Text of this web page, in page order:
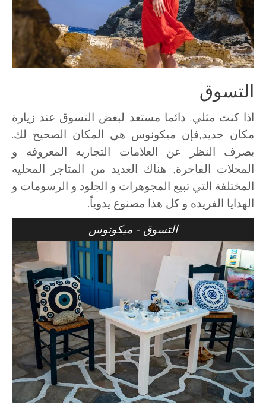
التسوق
اذا كنت مثلي, دائما مستعد لبعض التسوق عند زيارة
مكان جديد,فإن ميكونوس هي المكان الصحيح لك.
بصرف النظر عن العلامات التجاريه المعروفه و
المحلات الفاخرة, هناك العديد من المتاجر المحليه
المختلفة التي تبيع المجوهرات و الجلود و الرسومات و
الهدايا الفريده و كل هذا مصنوع يدوياً.
التسوق - ميكونوس